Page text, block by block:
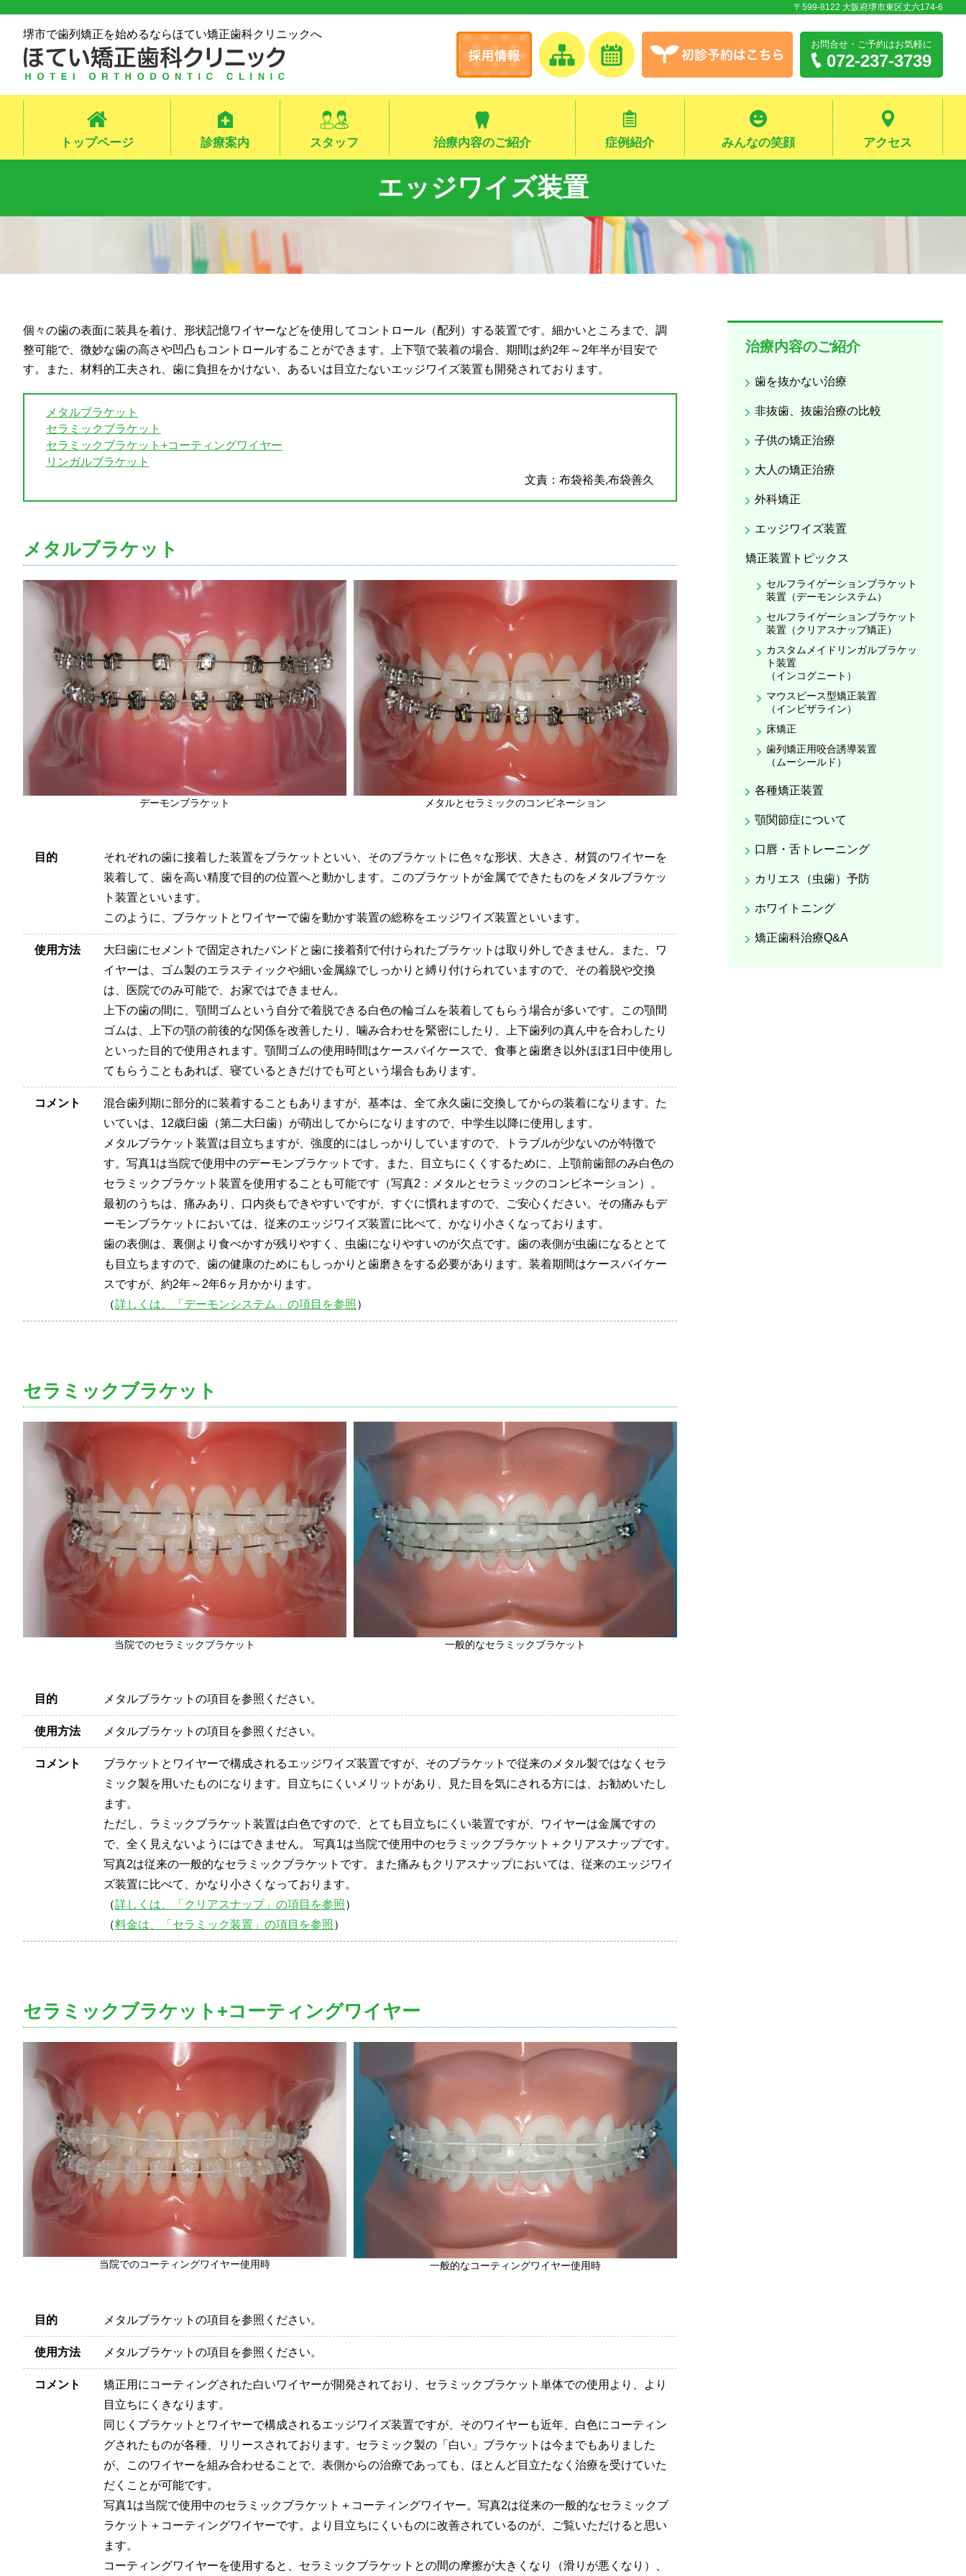
〒599-8122 大阪府堺市東区丈六174-6
堺市で歯列矯正を始めるならほてい矯正歯科クリニックへ
お問合せ・ご予約はお気軽に
072-237-3739
トップページ 診療案内 スタッフ 治療内容のご紹介 症例紹介 みんなの笑顔 アクセス
エッジワイズ装置
個々の歯の表面に装具を着け、形状記憶ワイヤーなどを使用してコントロール（配列）する装置です。細かいところまで、調
整可能で、微妙な歯の高さや凹凸もコントロールすることができます。上下顎で装着の場合、期間は約2年～2年半が目安で
す。また、材料的工夫され、歯に負担をかけない、あるいは目立たないエッジワイズ装置も開発されております。
メタルブラケット
セラミックブラケット
セラミックブラケット+コーティングワイヤー
リンガルブラケット
文責：布袋裕美,布袋善久
メタルブラケット
デーモンブラケット メタルとセラミックのコンビネーション
目的
それぞれの歯に接着した装置をブラケットといい、そのブラケットに色々な形状、大きさ、材質のワイヤーを
装着して、歯を高い精度で目的の位置へと動かします。このブラケットが金属でできたものをメタルブラケッ
ト装置といいます。
このように、ブラケットとワイヤーで歯を動かす装置の総称をエッジワイズ装置といいます。
使用方法
大臼歯にセメントで固定されたバンドと歯に接着剤で付けられたブラケットは取り外しできません。また、ワ
イヤーは、ゴム製のエラスティックや細い金属線でしっかりと縛り付けられていますので、その着脱や交換
は、医院でのみ可能で、お家ではできません。
上下の歯の間に、顎間ゴムという自分で着脱できる白色の輪ゴムを装着してもらう場合が多いです。この顎間
ゴムは、上下の顎の前後的な関係を改善したり、噛み合わせを緊密にしたり、上下歯列の真ん中を合わしたり
といった目的で使用されます。顎間ゴムの使用時間はケースバイケースで、食事と歯磨き以外ほぼ1日中使用し
てもらうこともあれば、寝ているときだけでも可という場合もあります。
コメント
混合歯列期に部分的に装着することもありますが、基本は、全て永久歯に交換してからの装着になります。た
いていは、12歳臼歯（第二大臼歯）が萌出してからになりますので、中学生以降に使用します。
メタルブラケット装置は目立ちますが、強度的にはしっかりしていますので、トラブルが少ないのが特徴で
す。写真1は当院で使用中のデーモンブラケットです。また、目立ちにくくするために、上顎前歯部のみ白色の
セラミックブラケット装置を使用することも可能です（写真2：メタルとセラミックのコンビネーション）。
最初のうちは、痛みあり、口内炎もできやすいですが、すぐに慣れますので、ご安心ください。その痛みもデ
ーモンブラケットにおいては、従来のエッジワイズ装置に比べて、かなり小さくなっております。
歯の表側は、裏側より食べかすが残りやすく、虫歯になりやすいのが欠点です。歯の表側が虫歯になるととて
も目立ちますので、歯の健康のためにもしっかりと歯磨きをする必要があります。装着期間はケースバイケー
スですが、約2年～2年6ヶ月かかります。
（詳しくは、「デーモンシステム」の項目を参照）
セラミックブラケット
当院でのセラミックブラケット 一般的なセラミックブラケット
目的 メタルブラケットの項目を参照ください。
使用方法 メタルブラケットの項目を参照ください。
コメント
ブラケットとワイヤーで構成されるエッジワイズ装置ですが、そのブラケットで従来のメタル製ではなくセラ
ミック製を用いたものになります。目立ちにくいメリットがあり、見た目を気にされる方には、お勧めいたし
ます。
ただし、ラミックブラケット装置は白色ですので、とても目立ちにくい装置ですが、ワイヤーは金属ですの
で、全く見えないようにはできません。 写真1は当院で使用中のセラミックブラケット＋クリアスナップです。
写真2は従来の一般的なセラミックブラケットです。また痛みもクリアスナップにおいては、従来のエッジワイ
ズ装置に比べて、かなり小さくなっております。
（詳しくは、「クリアスナップ」の項目を参照）
（料金は、「セラミック装置」の項目を参照）
セラミックブラケット+コーティングワイヤー
当院でのコーティングワイヤー使用時 一般的なコーティングワイヤー使用時
目的 メタルブラケットの項目を参照ください。
使用方法 メタルブラケットの項目を参照ください。
コメント
矯正用にコーティングされた白いワイヤーが開発されており、セラミックブラケット単体での使用より、より
目立ちにくきなります。
同じくブラケットとワイヤーで構成されるエッジワイズ装置ですが、そのワイヤーも近年、白色にコーティン
グされたものが各種、リリースされております。セラミック製の「白い」ブラケットは今までもありました
が、このワイヤーを組み合わせることで、表側からの治療であっても、ほとんど目立たなく治療を受けていた
だくことが可能です。
写真1は当院で使用中のセラミックブラケット＋コーティングワイヤー。写真2は従来の一般的なセラミックブ
ラケット＋コーティングワイヤーです。より目立ちにくいものに改善されているのが、ご覧いただけると思い
ます。
コーティングワイヤーを使用すると、セラミックブラケットとの間の摩擦が大きくなり（滑りが悪くなり）、
治療内容のご紹介
歯を抜かない治療
非抜歯、抜歯治療の比較
子供の矯正治療
大人の矯正治療
外科矯正
エッジワイズ装置
矯正装置トピックス
セルフライゲーションブラケット
装置（デーモンシステム）
セルフライゲーションブラケット
装置（クリアスナップ矯正）
カスタムメイドリンガルブラケッ
ト装置
（インコグニート）
マウスピース型矯正装置
（インビザライン）
床矯正
歯列矯正用咬合誘導装置
（ムーシールド）
各種矯正装置
顎関節症について
口唇・舌トレーニング
カリエス（虫歯）予防
ホワイトニング
矯正歯科治療Q&A